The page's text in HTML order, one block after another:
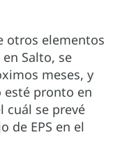
otros elementos
Salto, se
meses, y
pronto en
cuál se prevé
de EPS en el